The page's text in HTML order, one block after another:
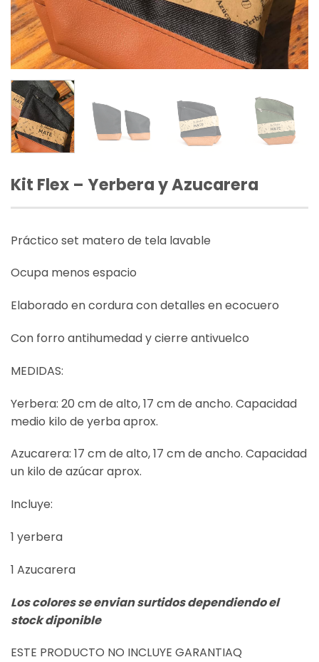
Kit Flex – Yerbera y Azucarera
Práctico set matero de tela lavable
Ocupa menos espacio
Elaborado en cordura con detalles en ecocuero
Con forro antihumedad y cierre antivuelco
MEDIDAS:
Yerbera: 20 cm de alto, 17 cm de ancho. Capacidad
medio kilo de yerba aprox.
Azucarera: 17 cm de alto, 17 cm de ancho. Capacidad
un kilo de azúcar aprox.
Incluye:
1 yerbera
1 Azucarera
Los colores se envian surtidos dependiendo el
stock diponible
ESTE PRODUCTO NO INCLUYE GARANTIAQ